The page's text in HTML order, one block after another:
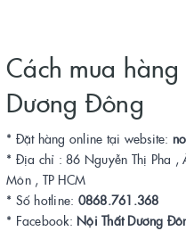
Cách mua
Dương Đông
* Đặt hàng online tại website:
* Địa chỉ : 86 Nguyễn Thị Pha ,
Môn , TP HCM
* Số hotline: 0868.761.368
* Facebook: Nội Thất Dương